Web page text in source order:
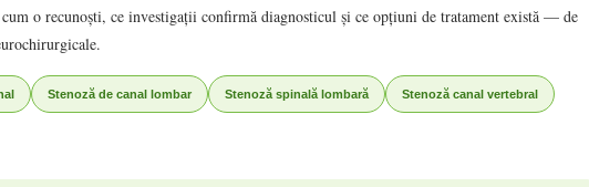
cum o recunoști, ce investigații confirmă diagnosticul și ce opțiuni de tratament există — de
Stenoză de canal lombar Stenoză spinală lombară Stenoză canal vertebral